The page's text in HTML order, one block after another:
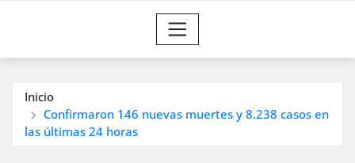
Inicio
Confirmaron 146 nuevas muertes y 8.238 casos en
las últimas 24 horas